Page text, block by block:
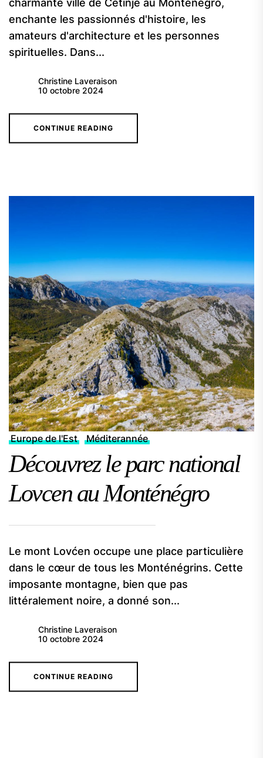
charmante ville de Cetinje au Monténégro,
enchante les passionnés d'histoire, les
amateurs d'architecture et les personnes
spirituelles. Dans...
Christine Laveraison
10 octobre 2024
CONTINUE READING
Europe de l'Est Méditerannée
Découvrez le parc national
Lovcen au Monténégro
Le mont Lovćen occupe une place particulière
dans le cœur de tous les Monténégrins. Cette
imposante montagne, bien que pas
littéralement noire, a donné son...
Christine Laveraison
10 octobre 2024
CONTINUE READING